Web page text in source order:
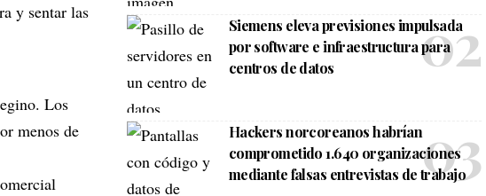
y sentar las
Los
menos de
Siemens eleva previsiones impulsada
por software e infraestructura para
centros de datos
Hackers norcoreanos habrían
comprometido 1.640 organizaciones
mediante falsas entrevistas de trabajo